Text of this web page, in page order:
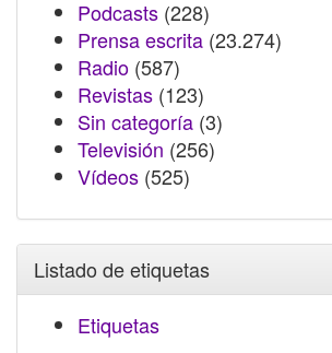
Podcasts (228)
Prensa escrita (23.274)
Radio (587)
Revistas (123)
Sin categoría (3)
Televisión (256)
Vídeos (525)
Listado de etiquetas
Etiquetas